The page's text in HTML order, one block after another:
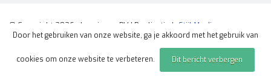
© Copyright 2026 - Lumineux BV | Realisatie
InStijl Media
Algemene voorwaarden|Disclaimer|Privacy Policy|Sitemap |
Door het gebruiken van onze website, ga je akkoord met het gebruik van
cookies om onze website te verbeteren. Dit bericht verbergen